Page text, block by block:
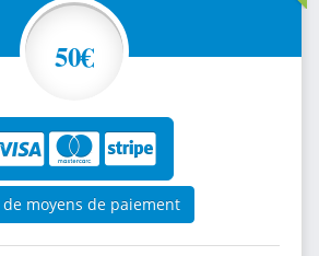
50€
de moyens de paiement